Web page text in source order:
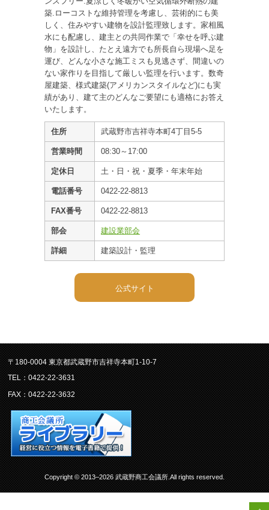
築.ローコストな維持管理を考慮し、芸術的にも美
しく、住みやすい建物を設計監理致します。家相風
水にも配慮し、建主との共同作業で「幸せを呼ぶ建
物」を設計し、たとえ遠方でも所長自ら現場へ足を
運び、どんな小さな施工ミスも見逃さず、間違いの
ない家作りを目指して厳しい監理を行います。数奇
屋建築、様式建築(アメリカンスタイルなど)にも実
績があり、建て主のどんなご要望にも適格にお答え
いたします。
住所 武蔵野市吉祥寺本町4丁目5-5
営業時間 08:30～17:00
定休日 土・日・祝・夏季・年末年始
電話番号 0422-22-8813
FAX番号 0422-22-8813
部会 建設業部会
詳細 建築設計・監理
公式サイト
〒180-0004 東京都武蔵野市吉祥寺本町1-10-7
TEL：0422-22-3631
FAX：0422-22-3632
Copyright © 2013–2026 武蔵野商工会議所.All rights reserved.